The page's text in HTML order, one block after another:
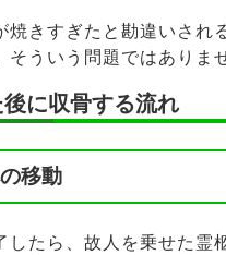
焼きすぎたと勘違いされ
そういう問題ではありま
に収骨する流れ
移動
したら、故人を乗せた霊